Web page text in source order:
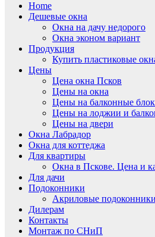
Home
Дешевые окна
Окна на дачу недорого
Окна эконом вариант
Продукция
Купить пластиковые
Цены
Цена окна Псков
Цены на окна
Цены на балконные
Цены на лоджии и
Цены на двери
Окна Лабрадор
Окна для коттеджа
Для квартиры
Окна в Пскове. Цена и
Для дачи
Подоконники
Акриловые
Дилерам
Контакты
Монтаж по СНиП